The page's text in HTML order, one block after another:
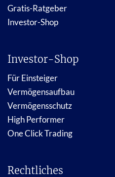
Gratis-Ratgeber
Investor-Shop
Investor-Shop
Für Einsteiger
Vermögensaufbau
Vermögensschutz
High Performer
One Click Trading
Rechtliches